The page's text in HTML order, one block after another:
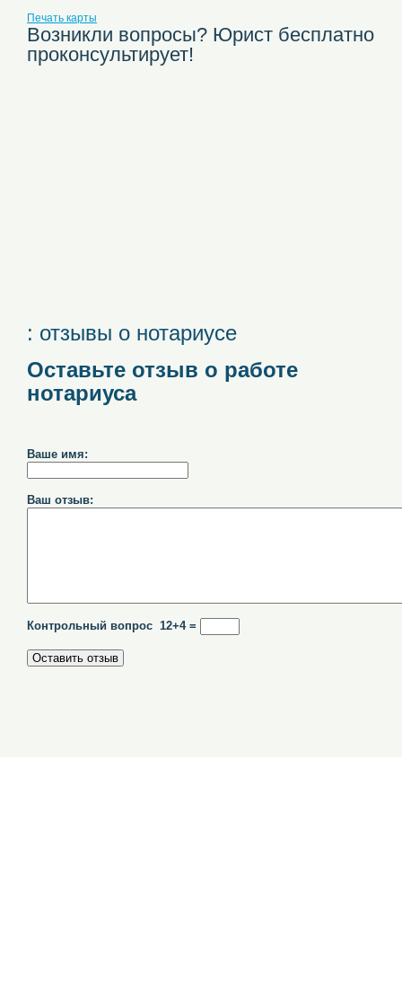
Печать карты
Возникли вопросы? Юрист бесплатно
проконсультирует!
: отзывы о нотариусе
Оставьте отзыв о работе
нотариуса
Ваше имя:
Ваш отзыв:
Контрольный вопрос 12+4 =